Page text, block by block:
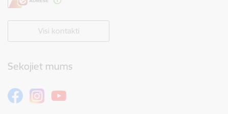
Visi kontakti
Sekojiet mums